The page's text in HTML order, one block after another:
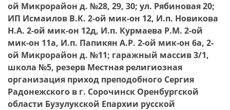
ой Микрорайон д. №28, 29, 30; ул. Рябиновая 20;
ИП Исмаилов В.К. 2-ой мик-он 12, И.п. Новикова
Н.А. 2-ой мик-он 12д, И.п. Курмаева Р.М. 2-ой
мик-он 11а, И.п. Папикян А.Р. 2-ой мик-он 6а, 2-
ой Микрорайон д. №11; гаражный массив 3/1,
школа №5, резерв Местная религиозная
организация приход преподобного Сергия
Радонежского в г. Сорочинск Оренбургской
области Бузулукской Епархии русской